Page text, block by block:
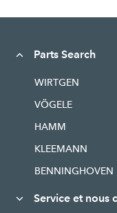
Parts Search
WIRTGEN
VÖGELE
HAMM
KLEEMANN
BENNINGHOVEN
Service et nous